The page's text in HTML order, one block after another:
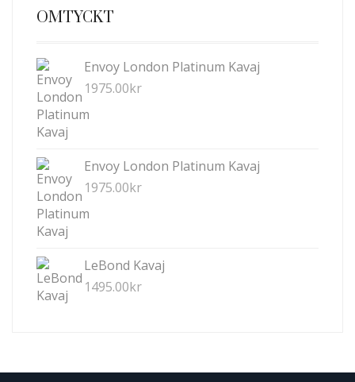
OMTYCKT
Envoy London Platinum Kavaj
1975.00kr
Envoy London Platinum Kavaj
1975.00kr
LeBond Kavaj
1495.00kr